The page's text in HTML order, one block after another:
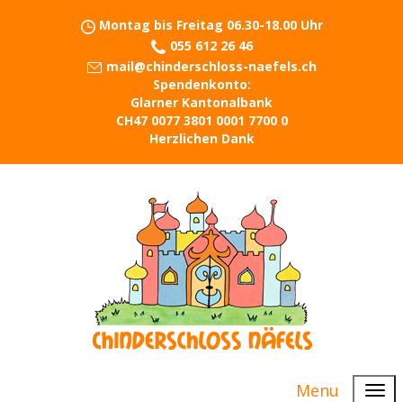
Montag bis Freitag 06.30-18.00 Uhr
055 612 26 46
mail@chinderschloss-naefels.ch
Spendenkonto:
Glarner Kantonalbank
CH47 0077 3801 0001 7700 0
Herzlichen Dank
Menu